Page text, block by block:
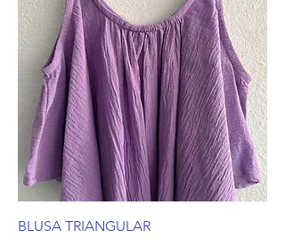
BLUSA TRIANGULAR